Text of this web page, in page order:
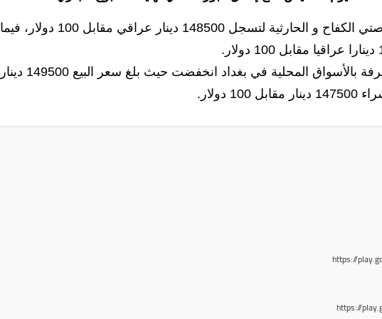
وتراجعت اسعار الدولار مع إغلاق بورصتي الكفاح و الحارثية لتسجل 148500 دينار عراقي مقابل 100 دولار، فيما
وانخفضت اسعار البيع في محال الصيرفة بالأسواق المحلية في بغداد انخفضت حيث بلغ سعر البيع 149500 دينار
https://
https://